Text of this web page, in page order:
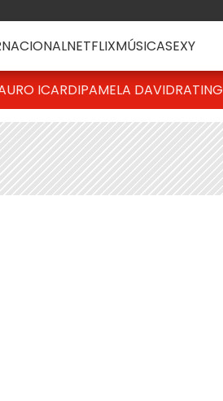
NETFLIXMÚSICASEXY
ICARDIPAMELA DAVIDRATING